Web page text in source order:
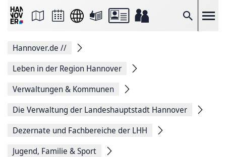
Suche
Seite
Facebook
teilen
Seitenlink
Seite
Hannover.de //
Leben in der Region Hannover
Verwaltungen & Kommunen
Die Verwaltung der Landeshauptstadt Hannover
Dezernate und Fachbereiche der LHH
Jugend, Familie & Sport